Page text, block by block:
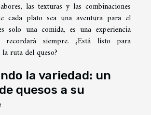
las texturas y las combinaciones
cada plato sea una aventura para el
solo una comida, es una experiencia
recordará siempre. ¿Está listo para
ruta del queso?
la variedad: un
quesos a su